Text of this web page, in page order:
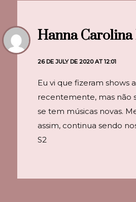
Hanna
26 DE JULY DE 2020 AT 12:01
Eu vi que fizeram shows
recentemente, mas não
se tem músicas novas.
assim, continua sendo
S2